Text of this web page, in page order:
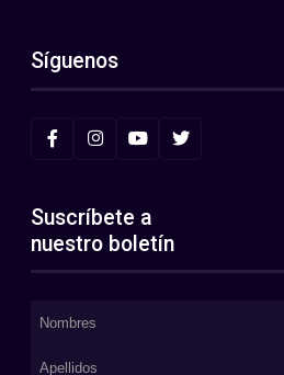
Síguenos
Suscríbete a
nuestro boletín